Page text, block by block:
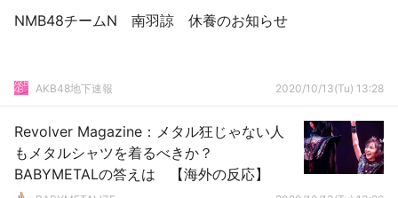
NMB48チームN 南羽諒 休養のお知らせ
AKB48地下速報 2020/10/13(Tu) 13:28
Revolver Magazine：メタル狂じゃない人
もメタルシャツを着るべきか？
BABYMETALの答えは 【海外の反応】